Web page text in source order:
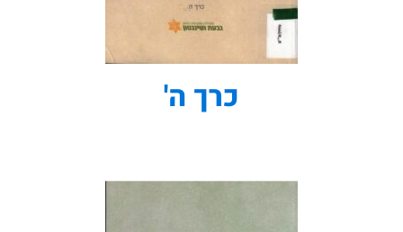
כרך ה'